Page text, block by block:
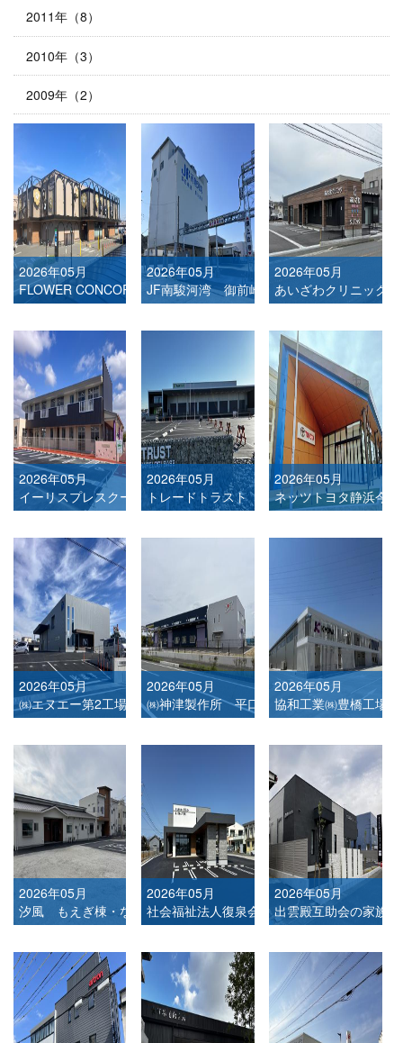
2011年（8）
2010年（3）
2009年（2）
2026年05月
FLOWER CONCORDE
2026年05月
JF南駿河湾 御前崎港製氷施設
2026年05月
あいざわクリニック
2026年05月
イーリスプレスクール
2026年05月
トレードトラスト
2026年05月
ネッツトヨタ静浜今
2026年05月
㈱エヌエー第2工場
2026年05月
㈱神津製作所 平口第2工場
2026年05月
協和工業㈱豊橋工場
2026年05月
汐風 もえぎ棟・なでしこ棟
2026年05月
社会福祉法人復泉会 第2くるみ作業所
2026年05月
出雲殿互助会の家族葬